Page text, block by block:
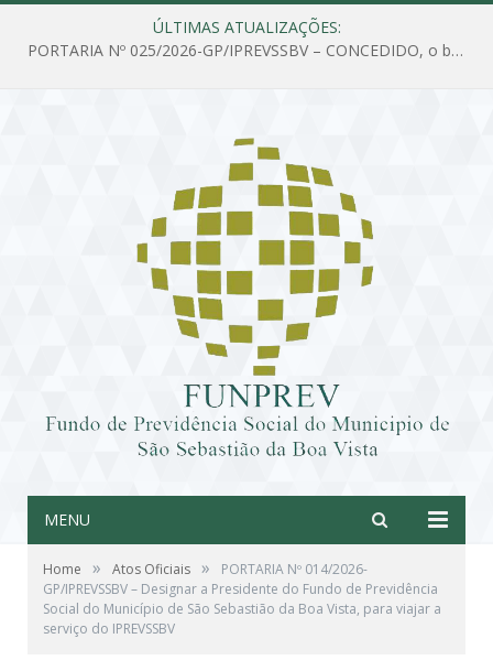
ÚLTIMAS ATUALIZAÇÕES:
PORTARIA Nº 025/2026-GP/IPREVSSBV – CONCEDIDO, o benefício de PENSÃO a MARIA ESTELA DOS SANTOS SOUZA
MENU
Home » Atos Oficiais »
PORTARIA Nº 014/2026-
GP/IPREVSSBV – Designar a Presidente do Fundo de Previdência
Social do Município de São Sebastião da Boa Vista, para viajar a
serviço do IPREVSSBV